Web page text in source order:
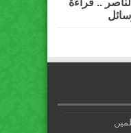
.. قراءة